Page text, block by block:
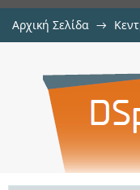
Αρχική Σελίδα →
DEVICE
FOR